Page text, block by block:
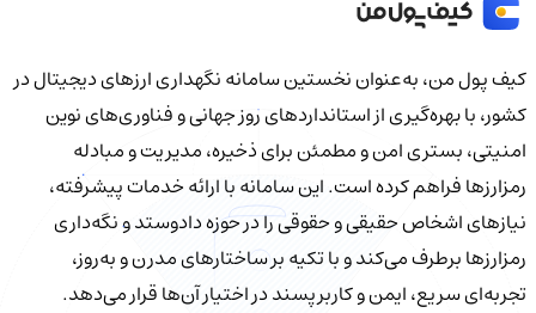
کیف‌ پول من، به‌عنوان نخستین سامانه نگهداری ارزهای دیجیتال در
کشور، با بهره‌گیری از استانداردهای روز جهانی و فناوری‌های نوین
امنیتی، بستری امن و مطمئن برای ذخیره، مدیریت و مبادله
رمزارزها فراهم کرده است. این سامانه با ارائه خدمات پیشرفته،
نیازهای اشخاص حقیقی و حقوقی را در حوزه دادوستد و نگه‌داری
رمزارزها برطرف می‌کند و با تکیه بر ساختارهای مدرن و به‌روز،
تجربه‌ای سریع، ایمن و کاربرپسند در اختیار آن‌ها قرار می‌دهد.